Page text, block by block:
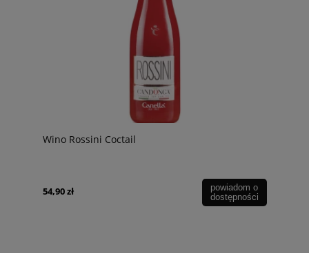
Wino Rossini Coctail
54,90 zł
powiadom o
dostępności